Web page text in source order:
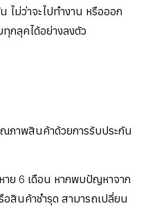
ไม่ว่าจะไปทำงาน หรือออก
ทุกลุคได้อย่างลงตัว
ภาพสินค้าด้วยการรับประกัน
าย 6 เดือน หากพบปัญหาจาก
สินค้าชำรุด สามารถเปลี่ยน